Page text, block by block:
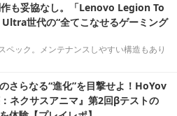
も妥協なし。「Lenovo Legion To
世代の“全てこなせるゲーミング
ペック。メンテナンスしやすい構造もあり
さらなる“進化”を目撃せよ！HoYov
ネクサスアニマ』第2回βテストの